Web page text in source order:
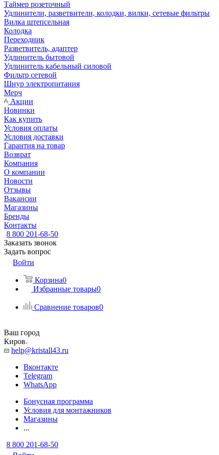
Таймер розеточный
Удлинители, разветвители, колодки, вилки, сетевые фильтры
Вилка штепсельная
Колодка
Переходник
Разветвитель, адаптер
Удлинитель бытовой
Удлинитель кабельный силовой
Фильтр сетевой
Шнур электропитания
Мерч
Акции
Новинки
Как купить
Условия оплаты
Условия доставки
Гарантия на товар
Возврат
Компания
О компании
Новости
Отзывы
Вакансии
Магазины
Бренды
Контакты
8 800 201-68-50
Заказать звонок
Задать вопрос
Войти
Корзина0
Избранные товары0
Сравнение товаров0
Ваш город
Киров
help@kristall43.ru
Вконтакте
Telegram
WhatsApp
Бонусная программа
Условия для монтажников
Магазины
...
8 800 201-68-50